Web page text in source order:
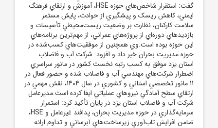
گفت: استقرار شاخص‌هاي حوزه HSE، آموزش و ارتقاي فرهنگ
ايمني، کاهش ريسک و پيشگيري از حوادث، پايش مستمر
سلامت کارکنان، نظارت بر وضعيت زيست‌محيطي تأسيسات و
بازديدهاي دوره‌اي از پروژه‌هاي عمراني، از مهم‌ترين برنامه‌هاي
اين حوزه بوده است.وي همچنين از موفقيت‌هاي کسب‌شده در
حوزه مديريت بحران خبر داد و افزود: شرکت آب و فاضلاب
استان يزد موفق به کسب رتبه نخست کشور در مانور سراسري
اضطرار شرکت‌هاي مهندسي آب و فاضلاب شده و حضور فعال در
11 مانور تخصصي استاني و کشوري در سال 1404، نقش مهمي در
ارتقاي سطح آمادگي نيروهاي عملياتي ايفا کرده است.مديرعامل
شرکت آب و فاضلاب استان يزد در پايان تأکيد کرد: استمرار
سرمايه‌گذاري در حوزه مديريت بحران، پدافند غيرعامل و HSE،
ضامن افزايش تاب‌آوري زيرساخت‌هاي آبرساني و تداوم ارائه